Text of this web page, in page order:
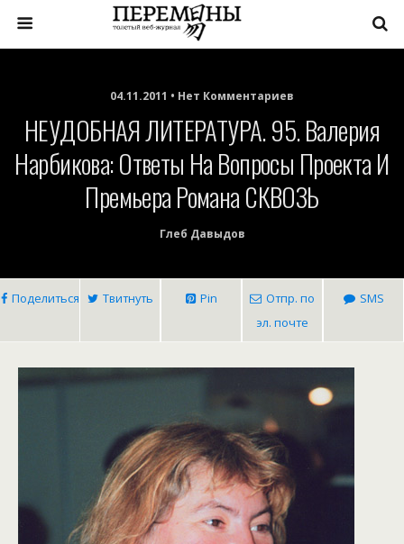
04.11.2011 • Нет Комментариев
НЕУДОБНАЯ ЛИТЕРАТУРА. 95. Валерия
Нарбикова: Ответы На Вопросы Проекта И
Премьера Романа СКВОЗЬ
Глеб Давыдов
Поделиться Твитнуть Pin
Отпр. по
эл. почте
SMS